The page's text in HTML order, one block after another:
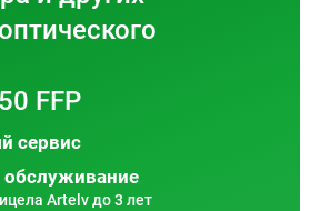
FFP
сервис
обслуживание
Artelv до 3 лет